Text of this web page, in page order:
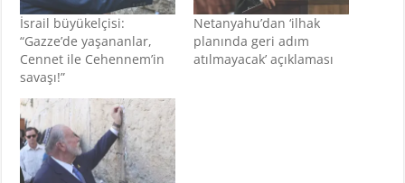
İsrail büyükelçisi:
“Gazze’de yaşananlar,
Cennet ile Cehennem’in
savaşı!”
Netanyahu’dan ‘ilhak
planında geri adım
atılmayacak’ açıklaması